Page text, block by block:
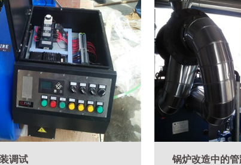
锅炉改造中的管路安装案例展示